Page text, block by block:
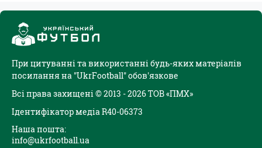
При цитуванні та використанні будь-яких матеріалів
посилання на "UkrFootball" обов'язкове
Всі права захищені © 2013 - 2026 ТОВ «ПМХ»
Ідентифікатор медіа R40-06373
Наша пошта:
info@ukrfootball.ua